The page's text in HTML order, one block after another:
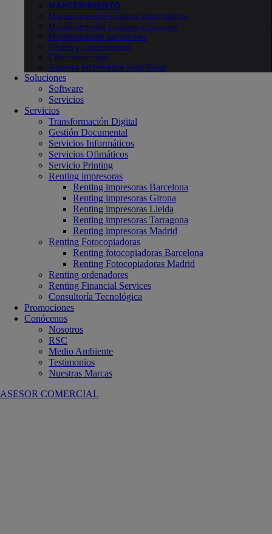
MANTENIMIENTO
Mantenimiento equipos informáticos
Mantenimiento equipos impresión
Monitorización servidores
Redes y conectividad
Ciberseguridad
Soporte Informático Help Desk
Soluciones
Software
Servicios
Servicios
Transformación Digital
Gestión Documental
Servicios Informáticos
Servicios Ofimáticos
Servicio Printing
Renting impresoras
Renting impresoras Barcelona
Renting impresoras Girona
Renting impresoras Lleida
Renting impresoras Tarragona
Renting impresoras Madrid
Renting Fotocopiadoras
Renting fotocopiadoras Barcelona
Renting Fotocopiadoras Madrid
Renting ordenadores
Renting Financial Services
Consultoría Tecnológica
Promociones
Conócenos
Nosotros
RSC
Medio Ambiente
Testimonios
Nuestras Marcas
ASESOR COMERCIAL